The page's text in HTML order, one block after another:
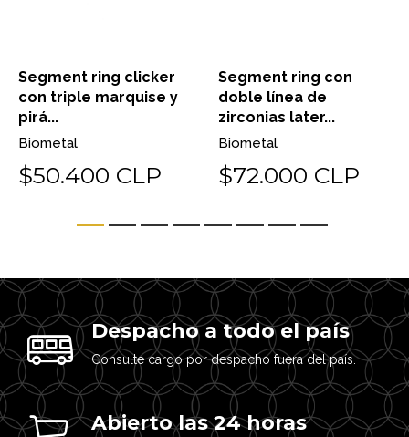
Segment ring clicker
con triple marquise y
pirá...
Biometal
$50.400 CLP
Segment ring con
doble línea de
zirconias later...
Biometal
$72.000 CLP
Despacho a todo el país
Consulte cargo por despacho fuera del país.
Abierto las 24 horas